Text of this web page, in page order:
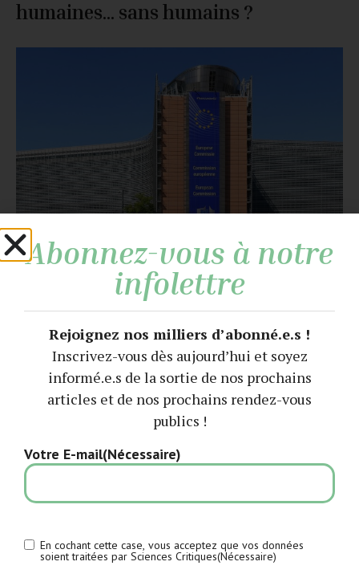
humaines… sans humains ?
Le nouvel horizon (libéral) de la
recherche européenne
d'information et de réflexion critique
participatif sur les sciences et les
Abonnez-vous à notre
infolettre
Rejoignez nos milliers d’abonné.e.s !
Inscrivez-vous dès aujourd’hui et soyez
informé.e.s de la sortie de nos prochains
articles et de nos prochains rendez-vous
publics !
Votre E-mail(Nécessaire)
RGPD(Nécessaire)
En cochant cette case, vous acceptez que vos données
soient traitées par Sciences Critiques‎(Nécessaire)